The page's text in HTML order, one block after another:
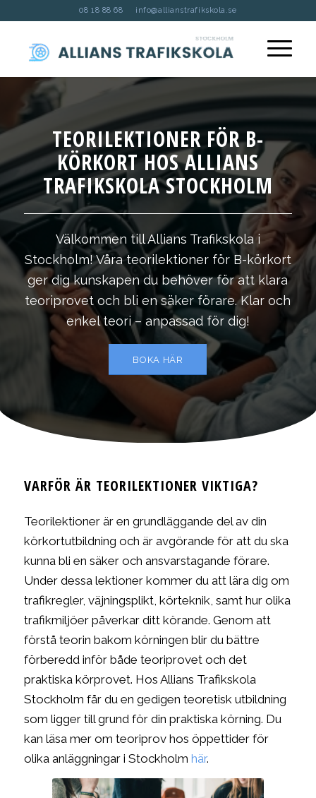
08 18 88 68 info@allianstrafikskola.se
TEORILEKTIONER FÖR B-
KÖRKORT HOS ALLIANS
TRAFIKSKOLA STOCKHOLM
Välkommen till Allians Trafikskola i
Stockholm! Våra teorilektioner för B-körkort
ger dig kunskapen du behöver för att klara
teoriprovet och bli en säker förare. Klar och
enkel teori – anpassad för dig!
BOKA HÄR
VARFÖR ÄR TEORILEKTIONER VIKTIGA?
Teorilektioner är en grundläggande del av din
körkortutbildning och är avgörande för att du ska
kunna bli en säker och ansvarstagande förare.
Under dessa lektioner kommer du att lära dig om
trafikregler, väjningsplikt, körteknik, samt hur olika
trafikmiljöer påverkar ditt körande. Genom att
förstå teorin bakom körningen blir du bättre
förberedd inför både teoriprovet och det
praktiska körprovet. Hos Allians Trafikskola
Stockholm får du en gedigen teoretisk utbildning
som ligger till grund för din praktiska körning. Du
kan läsa mer om teoriprov hos öppettider för
olika anläggningar i Stockholm här.